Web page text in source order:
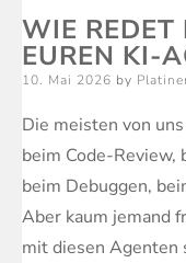
WIE REDET
EUREN KI-
Posted
10. Mai 2026 by
Die meisten von
beim Code-Review,
beim Debuggen,
Aber kaum jemand
mit diesen Agenten